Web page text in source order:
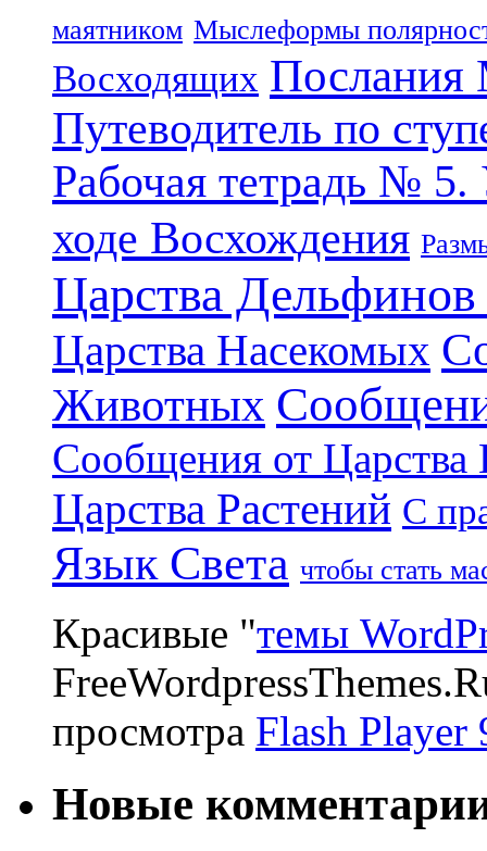
маятником Мыслеформы
Восходящих Послания
Путеводитель по
Рабочая тетрадь №
ходе Восхождения
Царства
Царства Насекомых
Животных
Сообщения от Царства
Царства Растений С
Язык Света чтобы стать
Красивые "темы
просмотра Flash Player
Новые